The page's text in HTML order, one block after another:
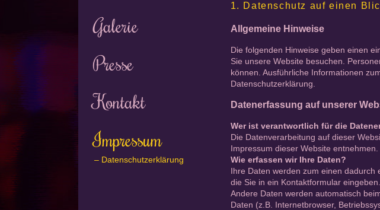
Galerie
Presse
Kontakt
Impressum
Datenschutzerklärung
1. Datenschutz auf einen
Allgemeine Hinweise
Die folgenden Hinweise geben einen
Sie unsere Website besuchen.
können. Ausführliche Informationen
Datenschutzerklärung.
Datenerfassung auf unserer
Wer ist verantwortlich für die
Die Datenverarbeitung auf dieser
Impressum dieser Website entnehmen.
Wie erfassen wir Ihre Daten?
Ihre Daten werden zum einen dadurch
die Sie in ein Kontaktformular eingeben.
Andere Daten werden automatisch
Daten (z.B. Internetbrowser,